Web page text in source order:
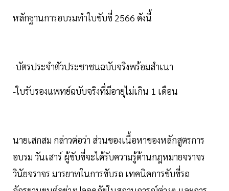
หลักฐานการอบรมทำใบขับขี่ 2566 ดังนี้
-บัตรประจำตัวประชาชนฉบับจริงพร้อมสำเนา
-ใบรับรองแพทย์ฉบับจริงที่มีอายุไม่เกิน 1 เดือน
นายเสกสม กล่าวต่อว่า ส่วนของเนื้อหาของหลักสูตรการ
อบรม วันเสาร์ ผู้ขับขี่จะได้รับความรู้ด้านกฎหมายจราจร
วินัยจราจร มารยาทในการขับรถ เทคนิคการขับขี่รถ